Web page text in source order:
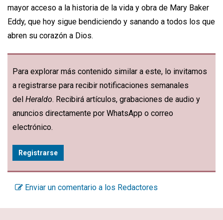
mayor acceso a la historia de la vida y obra de Mary Baker
Eddy, que hoy sigue bendiciendo y sanando a todos los que
abren su corazón a Dios.
Para explorar más contenido similar a este, lo invitamos
a registrarse para recibir notificaciones semanales
del Heraldo. Recibirá artículos, grabaciones de audio y
anuncios directamente por WhatsApp o correo
electrónico.
Registrarse
Enviar un comentario a los Redactores